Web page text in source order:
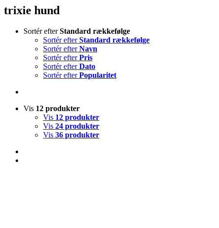
trixie hund
Sortér efterStandard rækkefølge
Sortér efterStandard rækkefølge
Sortér efterNavn
Sortér efterPris
Sortér efterDato
Sortér efterPopularitet
Vis 12 produkter
Vis 12 produkter
Vis 24 produkter
Vis 36 produkter